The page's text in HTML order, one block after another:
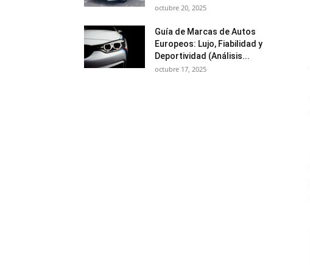
octubre 20, 2025
Guía de Marcas de Autos
Europeos: Lujo, Fiabilidad y
Deportividad (Análisis...
octubre 17, 2025